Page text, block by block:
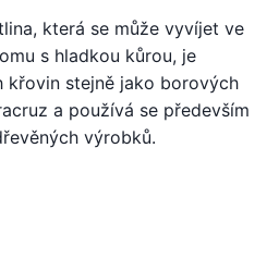
která se může vyvíjet ve
s hladkou kůrou, je
křovin stejně jako borových
a používá se především
výrobků.